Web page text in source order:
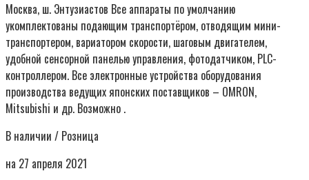
Москва, ш. Энтузиастов Все аппараты по умолчанию
укомплектованы подающим транспортёром, отводящим мини-
транспортером, вариатором скорости, шаговым двигателем,
удобной сенсорной панелью управления, фотодатчиком, PLC-
контроллером. Все электронные устройства оборудования
производства ведущих японских поставщиков – OMRON,
Mitsubishi и др. Возможно .
В наличии / Розница
на 27 апреля 2021